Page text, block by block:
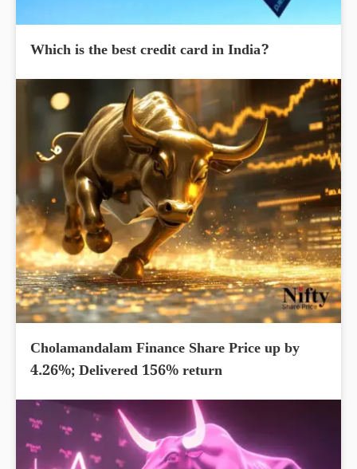
Which is the best credit card in India?
Cholamandalam Finance Share Price up by
4.26%; Delivered 156% return